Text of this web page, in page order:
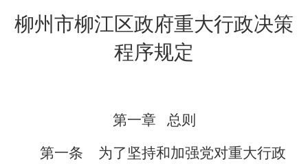
柳州市柳江区政府重大行政决策
程序规定
第一章
总则
第一条
为了坚持和加强党对重大行政